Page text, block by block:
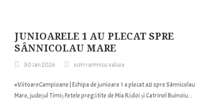
JUNIOARELE 1 AU PLECAT SPRE
SÂNNICOLAU MARE
30 Jan 2026 scm ramnicu valcea
#ViitoareCampioane | Echipa de junioare 1 a plecat azi spre Sânnicolau
Mare, județul Timiș Fetele pregătite de Mia Rădoi și Catrinel Buinoiu...